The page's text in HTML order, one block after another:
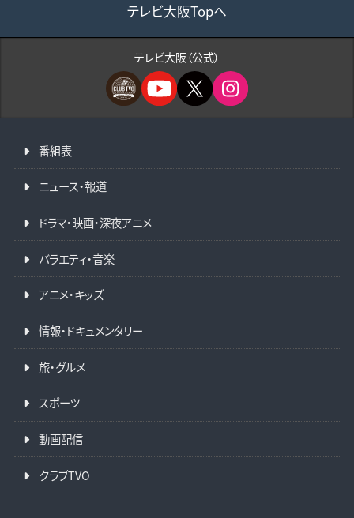
テレビ大阪Topへ
テレビ大阪（公式）
番組表
ニュース・報道
ドラマ・映画・深夜アニメ
バラエティ・音楽
アニメ・キッズ
情報・ドキュメンタリー
旅・グルメ
スポーツ
動画配信
クラブTVO